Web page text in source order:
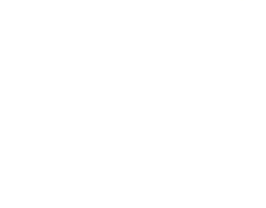
İlk kez makyaj yapanlar için kirpik kıvırıcı,
Hera Sensual Fitting Glow Tint:
Hera Sensual Fitting Glow Tint, dudakları